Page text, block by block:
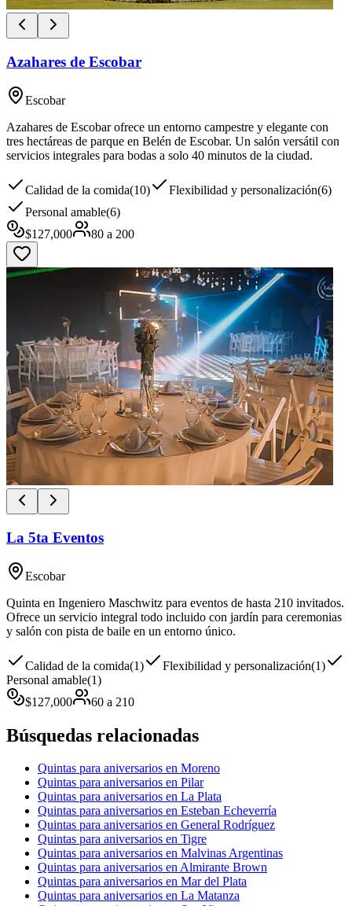
Azahares de Escobar
Escobar
Azahares de Escobar ofrece un entorno campestre y elegante con
tres hectáreas de parque en Belén de Escobar. Un salón versátil con
servicios integrales para bodas a solo 40 minutos de la ciudad.
Calidad de la comida(10) Flexibilidad y personalización(6)
Personal amable(6)
$127,000 80 a 200
La 5ta Eventos
Escobar
Quinta en Ingeniero Maschwitz para eventos de hasta 210 invitados.
Ofrece un servicio integral todo incluido con jardín para ceremonias
y salón con pista de baile en un entorno único.
Calidad de la comida(1) Flexibilidad y personalización(1)
Personal amable(1)
$127,000 60 a 210
Búsquedas relacionadas
Quintas para aniversarios en Moreno
Quintas para aniversarios en Pilar
Quintas para aniversarios en La Plata
Quintas para aniversarios en Esteban Echeverría
Quintas para aniversarios en General Rodríguez
Quintas para aniversarios en Tigre
Quintas para aniversarios en Malvinas Argentinas
Quintas para aniversarios en Almirante Brown
Quintas para aniversarios en Mar del Plata
Quintas para aniversarios en La Matanza